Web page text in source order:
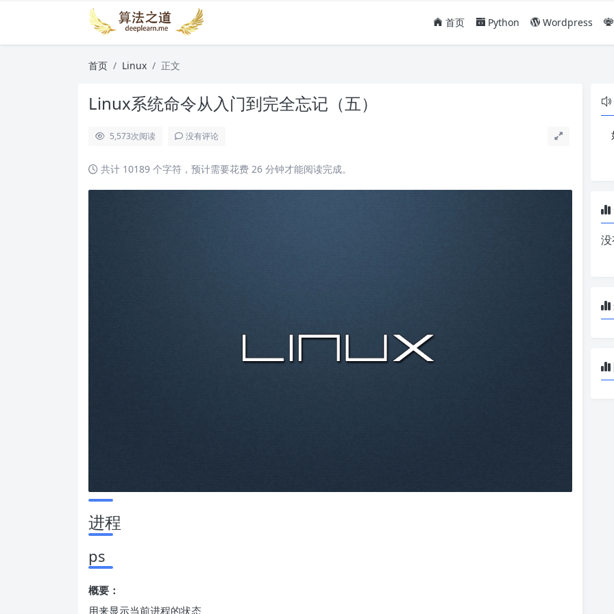
首页 Python Wordpress
首页 Linux 正文
Linux系统命令从入门到完全忘记（五）
5,573次阅读 没有评论
共计 10189 个字符，预计需要花费 26 分钟才能阅读完成。
进程
ps
概要：
用来显示当前进程的状态